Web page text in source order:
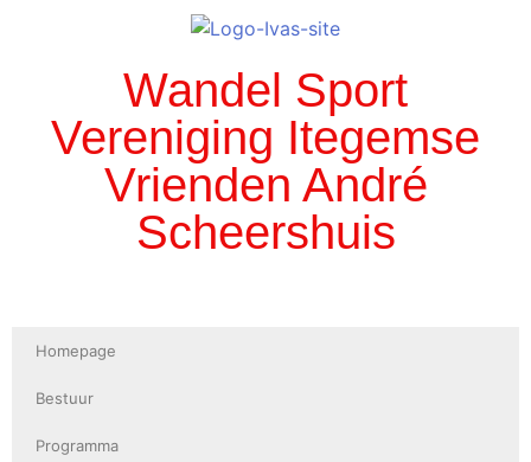
Wandel Sport
Vereniging Itegemse
Vrienden André
Scheershuis
Homepage
Bestuur
Programma